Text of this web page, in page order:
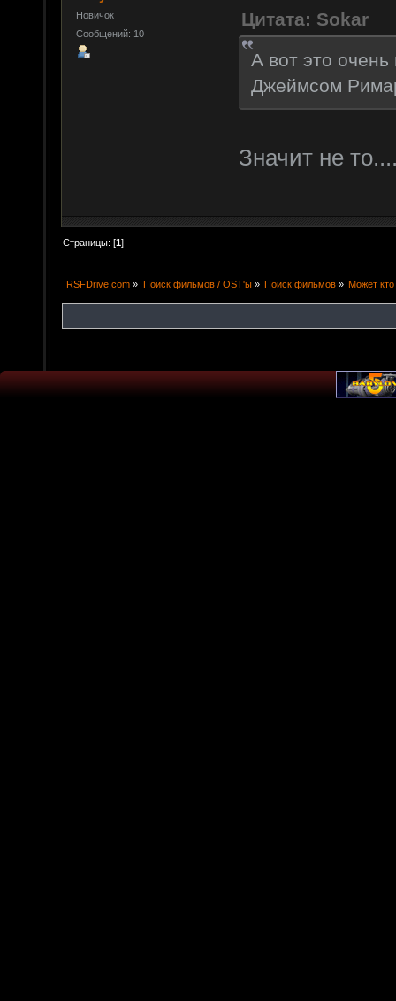
Новичок
Сообщений: 10
Цитата: Sokar
А вот это
Джеймсом
Значит не
Страницы: [1]
RSFDrive.com » Поиск фильмов / OST'ы» Поиск фильмов» Может